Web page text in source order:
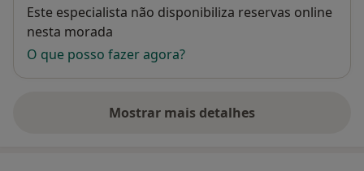
Disponibilidade
Este especialista não disponibiliza reservas online
nesta morada
O que posso fazer agora?
Mostrar mais detalhes
sobre o endereço